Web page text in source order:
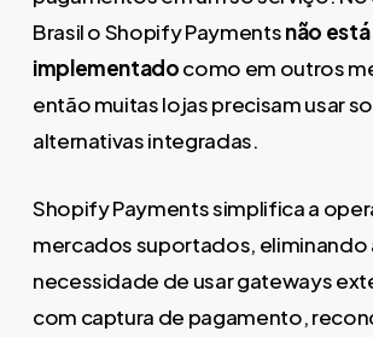
Brasil o Shopify Paymentsnão
implementadocomo em outros
então muitas lojas precisam usar
alternativas integradas.
Shopify Payments simplifica a
mercados suportados, eliminando
necessidade de usar gateways
com captura de pagamento,